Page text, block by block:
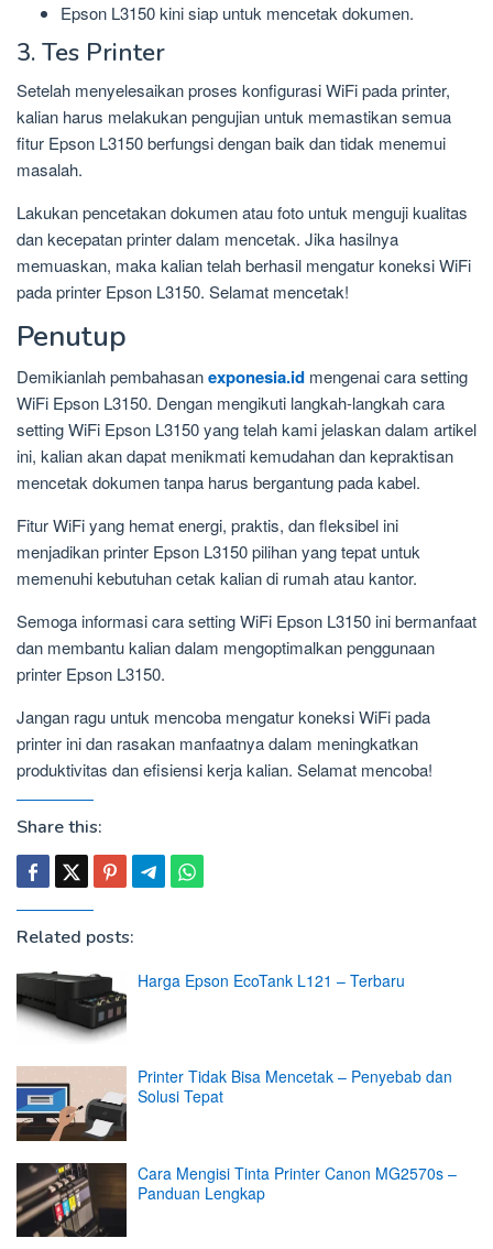
Epson L3150 kini siap untuk mencetak dokumen.
3. Tes Printer
Setelah menyelesaikan proses konfigurasi WiFi pada printer,
kalian harus melakukan pengujian untuk memastikan semua
fitur Epson L3150 berfungsi dengan baik dan tidak menemui
masalah.
Lakukan pencetakan dokumen atau foto untuk menguji kualitas
dan kecepatan printer dalam mencetak. Jika hasilnya
memuaskan, maka kalian telah berhasil mengatur koneksi WiFi
pada printer Epson L3150. Selamat mencetak!
Penutup
Demikianlah pembahasanexponesia.id mengenai cara setting
WiFi Epson L3150. Dengan mengikuti langkah-langkah cara
setting WiFi Epson L3150 yang telah kami jelaskan dalam artikel
ini, kalian akan dapat menikmati kemudahan dan kepraktisan
mencetak dokumen tanpa harus bergantung pada kabel.
Fitur WiFi yang hemat energi, praktis, dan fleksibel ini
menjadikan printer Epson L3150 pilihan yang tepat untuk
memenuhi kebutuhan cetak kalian di rumah atau kantor.
Semoga informasi cara setting WiFi Epson L3150 ini bermanfaat
dan membantu kalian dalam mengoptimalkan penggunaan
printer Epson L3150.
Jangan ragu untuk mencoba mengatur koneksi WiFi pada
printer ini dan rasakan manfaatnya dalam meningkatkan
produktivitas dan efisiensi kerja kalian. Selamat mencoba!
Share this:
Related posts:
Harga Epson EcoTank L121 – Terbaru
Printer Tidak Bisa Mencetak – Penyebab dan
Solusi Tepat
Cara Mengisi Tinta Printer Canon MG2570s –
Panduan Lengkap